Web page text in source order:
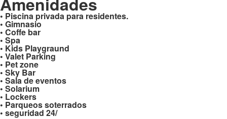
• Piscina privada para residentes.
• Gimnasio
• Coffe bar
• Spa
• Kids Playgraund
• Valet Parking
• Pet zone
• Sky Bar
• Sala de eventos
• Solarium
• Lockers
• Parqueos soterrados
• seguridad 24/